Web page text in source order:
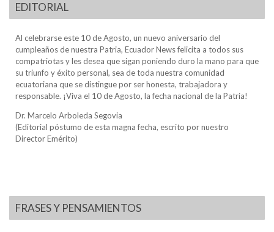
EDITORIAL
Al celebrarse este 10 de Agosto, un nuevo aniversario del
cumpleaños de nuestra Patria, Ecuador News felicita a todos sus
compatriotas y les desea que sigan poniendo duro la mano para que
su triunfo y éxito personal, sea de toda nuestra comunidad
ecuatoriana que se distingue por ser honesta, trabajadora y
responsable. ¡Viva el 10 de Agosto, la fecha nacional de la Patria!
Dr. Marcelo Arboleda Segovia
(Editorial póstumo de esta magna fecha, escrito por nuestro
Director Emérito)
FRASES Y PENSAMIENTOS